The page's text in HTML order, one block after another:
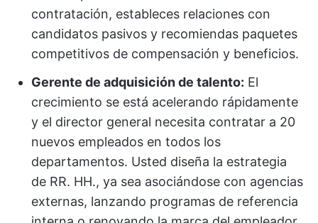
contratación, estableces relaciones con
candidatos pasivos y recomiendas paquetes
competitivos de compensación y beneficios.
Gerente de adquisición de talento: El
crecimiento se está acelerando rápidamente
y el director general necesita contratar a 20
nuevos empleados en todos los
departamentos. Usted diseña la estrategia
de RR. HH., ya sea asociándose con agencias
externas, lanzando programas de referencia